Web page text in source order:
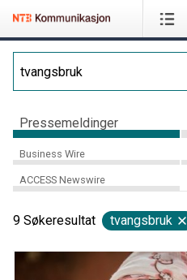
Pressemeldinger
Business Wire
ACCESS Newswire
9 Søkeresultat tvangsbruk